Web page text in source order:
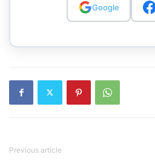
Google
Previous article